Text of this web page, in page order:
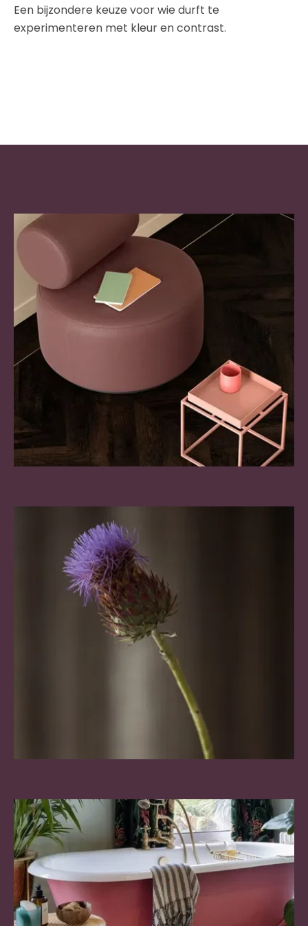
Een bijzondere keuze voor wie durft te
experimenteren met kleur en contrast.